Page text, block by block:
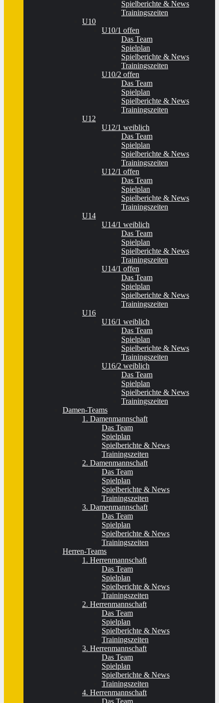
Spielberichte & News
Trainingszeiten
U10
U10/1 offen
Das Team
Spielplan
Spielberichte & News
Trainingszeiten
U10/2 offen
Das Team
Spielplan
Spielberichte & News
Trainingszeiten
U12
U12/1 weiblich
Das Team
Spielplan
Spielberichte & News
Trainingszeiten
U12/1 offen
Das Team
Spielplan
Spielberichte & News
Trainingszeiten
U14
U14/1 weiblich
Das Team
Spielplan
Spielberichte & News
Trainingszeiten
U14/1 offen
Das Team
Spielplan
Spielberichte & News
Trainingszeiten
U16
U16/1 weiblich
Das Team
Spielplan
Spielberichte & News
Trainingszeiten
U16/2 weiblich
Das Team
Spielplan
Spielberichte & News
Trainingszeiten
Damen-Teams
1. Damenmannschaft
Das Team
Spielplan
Spielberichte & News
Trainingszeiten
2. Damenmannschaft
Das Team
Spielplan
Spielberichte & News
Trainingszeiten
3. Damenmannschaft
Das Team
Spielplan
Spielberichte & News
Trainingszeiten
Herren-Teams
1. Herrenmannschaft
Das Team
Spielplan
Spielberichte & News
Trainingszeiten
2. Herrenmannschaft
Das Team
Spielplan
Spielberichte & News
Trainingszeiten
3. Herrenmannschaft
Das Team
Spielplan
Spielberichte & News
Trainingszeiten
4. Herrenmannschaft
Das Team